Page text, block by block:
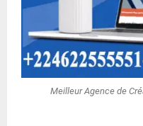
Meilleur Agence de